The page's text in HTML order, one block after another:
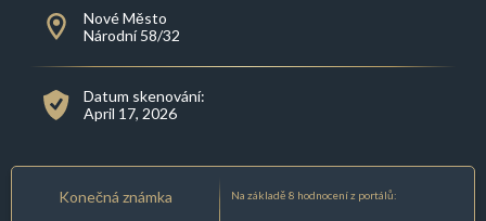
Nové Město
Národní 58/32
Datum skenování:
April 17, 2026
Konečná známka Na základě 8 hodnocení z portálů: